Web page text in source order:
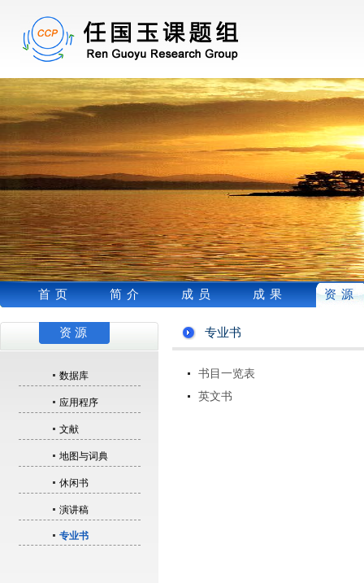
首页 简介 成员 成果 资源
资源
数据库
应用程序
文献
地图与词典
休闲书
演讲稿
专业书
专业书
书目一览表
英文书